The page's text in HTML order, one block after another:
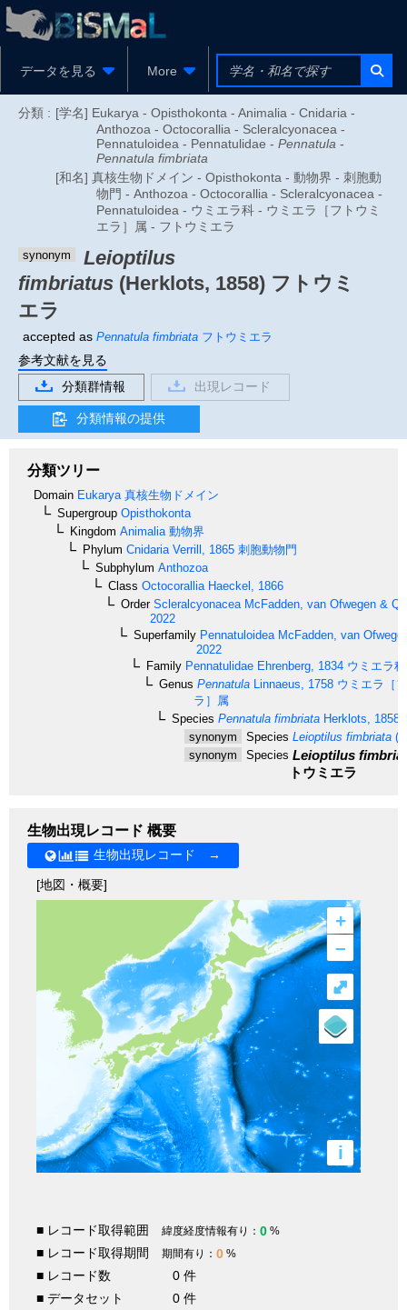
データを見る More
分類 : [学名] Eukarya - Opisthokonta - Animalia - Cnidaria -
Anthozoa - Octocorallia - Scleralcyonacea -
Pennatuloidea - Pennatulidae - Pennatula -
Pennatula fimbriata
[和名] 真核生物ドメイン - Opisthokonta - 動物界 - 刺胞動
物門 - Anthozoa - Octocorallia - Scleralcyonacea -
Pennatuloidea - ウミエラ科 - ウミエラ［フトウミ
エラ］属 - フトウミエラ
synonym
Leioptilus
fimbriatus (Herklots, 1858) フトウミ
エラ
accepted as Pennatula fimbriata フトウミエラ
参考文献を見る
分類群情報
出現レコード
分類情報の提供
分類ツリー
Domain Eukarya 真核生物ドメイン
Supergroup Opisthokonta
Kingdom Animalia 動物界
Phylum Cnidaria Verrill, 1865 刺胞動物門
Subphylum Anthozoa
Class Octocorallia Haeckel, 1866
OrderScleralcyonacea McFadden, van Ofwegen &
2022
Superfamily Pennatuloidea McFadden, van
2022
Family Pennatulidae Ehrenberg, 1834 ウミエラ科
Genus Pennatula Linnaeus, 1758 ウミエラ［
ラ］属
Species Pennatula fimbriata Herklots, 1858
synonym
Species Leioptilus fimbriata
synonym
Species Leioptilus
トウミエラ
生物出現レコード 概要
生物出現レコード →
[地図・概要]
+
–
i
⤢
■ レコード取得範囲 緯度経度情報有り： 0 %
■ レコード取得期間 期間有り： 0 %
■ レコード数
0 件
■ データセット
0 件